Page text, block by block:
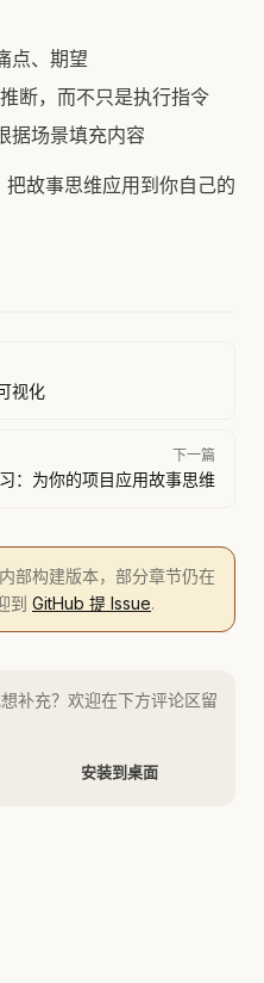
点、期望
断，而不只是执行指令
据场景填充内容
故事思维应用到你自己的
视化
下一篇
：为你的项目应用故事思维
部构建版本，部分章节仍在
到 GitHub 提 Issue.
补充？欢迎在下方评论区留
安装到桌面